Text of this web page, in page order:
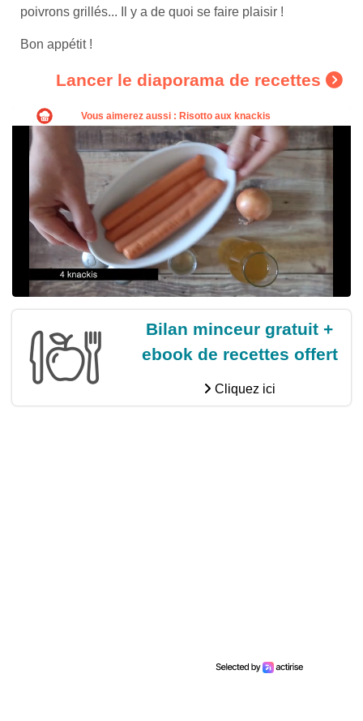
poivrons grillés... Il y a de quoi se faire plaisir !
Bon appétit !
Lancer le diaporama de recettes
Bilan minceur gratuit +
ebook de recettes offert
Cliquez ici